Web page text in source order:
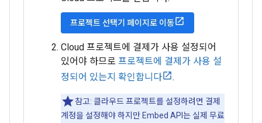
프로젝트 선택기 페이지로 이동
Cloud 프로젝트에 결제가 사용 설정되어
있어야 하므로 프로젝트에 결제가 사용 설
정되어 있는지 확인합니다
.
참고: 클라우드 프로젝트를 설정하려면 결제
계정을 설정해야 하지만 Embed API는 실제 무료